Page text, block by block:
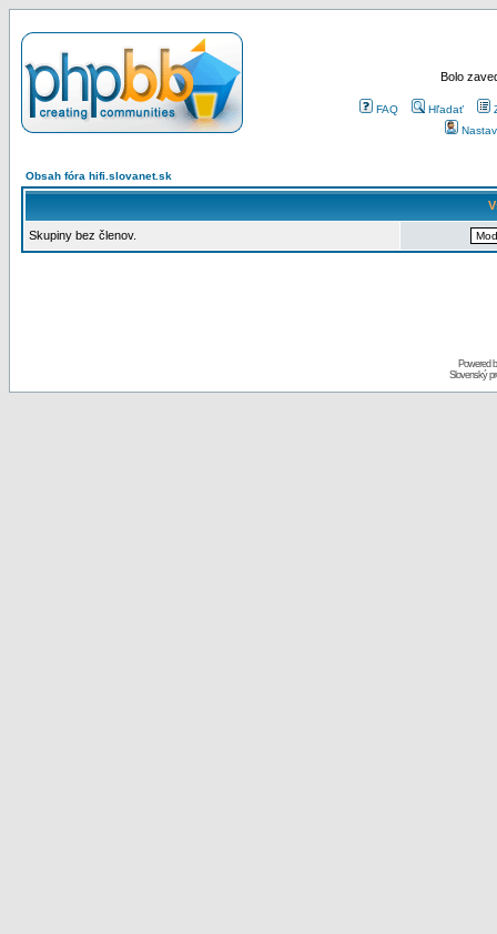
Bolo
FAQ Hľadať
Obsah fóra hifi.slovanet.sk
Skupiny bez členov.
Powered
Slovenský